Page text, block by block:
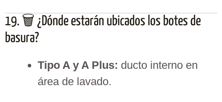
19. 🗑️ ¿Dónde estarán ubicados los botes de
basura?
Tipo A y A Plus: ducto interno en
área de lavado.